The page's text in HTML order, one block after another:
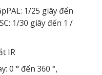
PAL: 1/25 giây đến
1/30 giây đến 1 /
IR
0 ° đến 360 °,